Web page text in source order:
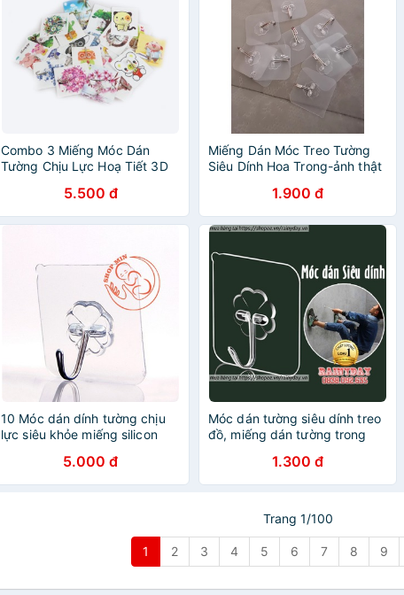
Combo 3 Miếng Móc Dán
Tường Chịu Lực Hoạ Tiết 3D
5.500 đ
Miếng Dán Móc Treo Tường
Siêu Dính Hoa Trong-ảnh thật
1.900 đ
10 Móc dán dính tường chịu
lực siêu khỏe miếng silicon
5.000 đ
Móc dán tường siêu dính treo
đồ, miếng dán tường trong
1.300 đ
Trang 1/100
1 2 3 4 5 6 7 8 9